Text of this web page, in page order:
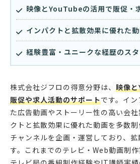
映像とYouTubeの活用で販促・
インパクトと拡散効果に優れた
経験豊富・ユニークな経歴のス
株式会社ジフロの得意分野は、 映像
販促や求人活動のサポートです。イ
た広告動画やストーリー性の高い会
クトと拡散効果に優れた動画を多数
チャンネルを企画・運営しており、
す。これまでのテレビ・Web動画制作